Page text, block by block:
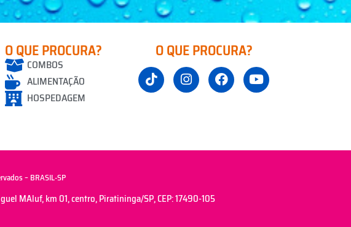
O QUE PROCURA?
COMBOS
ALIMENTAÇÃO
HOSPEDAGEM
O QUE PROCURA?
– BRASIL-SP
MAluf, km 01, centro, Piratininga/SP, CEP: 17490-105